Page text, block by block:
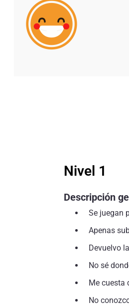
Nivel 1
Descripción
Se juegan
Apenas
Devuelvo
No sé
Me cuesta
No